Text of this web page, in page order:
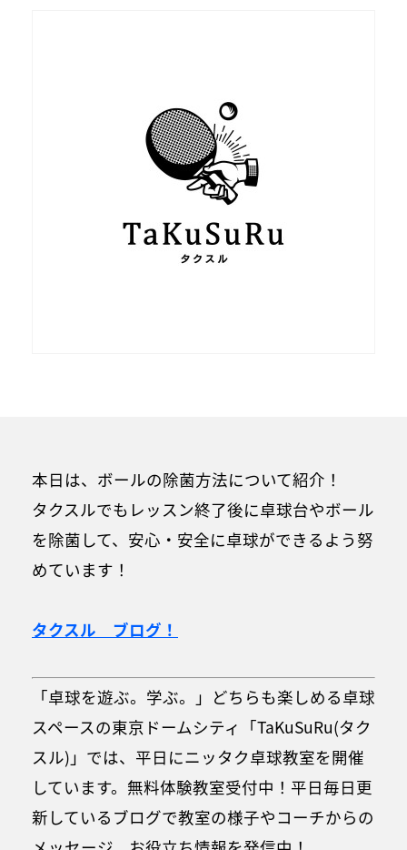
本日は、ボールの除菌方法について紹介！
タクスルでもレッスン終了後に卓球台やボール
を除菌して、安心・安全に卓球ができるよう努
めています！
タクスル ブログ！
「卓球を遊ぶ。学ぶ。」どちらも楽しめる卓球
スペースの東京ドームシティ「TaKuSuRu(タク
スル)」では、平日にニッタク卓球教室を開催
しています。無料体験教室受付中！平日毎日更
新しているブログで教室の様子やコーチからの